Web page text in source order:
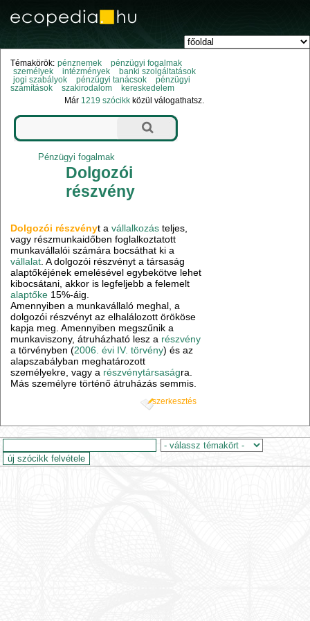
Témakörök: pénznemek
pénzügyi fogalmak
személyek
intézmények
banki szolgáltatások
jogi szabályok
pénzügyi tanácsok
pénzügyi
számítások
szakirodalom
kereskedelem
Már 1219 szócikk közül válogathatsz.
Pénzügyi fogalmak
Dolgozói
részvény
Dolgozói részvényt avállalkozás teljes,
vagy részmunkaidőben foglalkoztatott
munkavállalói számára bocsáthat ki a
vállalat . A dolgozói részvényt a társaság
alaptőkéjének emelésével egybekötve lehet
kibocsátani, akkor is legfeljebb a felemelt
alaptőke 15%-áig.
Amennyiben a munkavállaló meghal, a
dolgozói részvényt az elhalálozott örököse
kapja meg. Amennyiben megszűnik a
munkaviszony, átruházható lesz a részvény
a törvényben (2006. évi IV. törvény) és az
alapszabályban meghatározott
személyekre, vagy a részvénytársaságra.
Más személyre történő átruházás semmis.
szerkesztés